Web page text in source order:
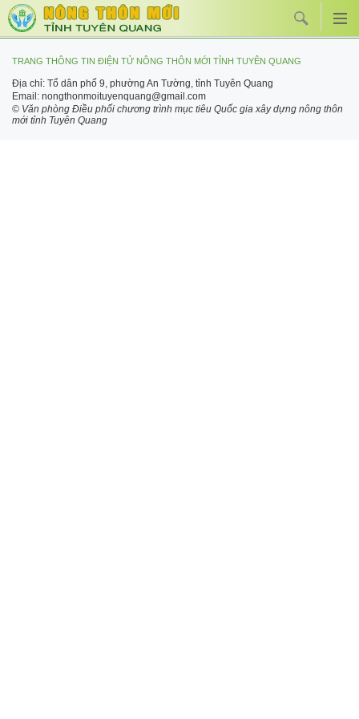
TRANG THÔNG TIN ĐIỆN TỬ NÔNG THÔN MỚI TỈNH TUYÊN QUANG
Địa chỉ: Tổ dân phố 9, phường An Tường, tỉnh Tuyên Quang
Email: nongthonmoituyenquang@gmail.com
© Văn phòng Điều phối chương trình mục tiêu Quốc gia xây dựng nông thôn
mới tỉnh Tuyên Quang